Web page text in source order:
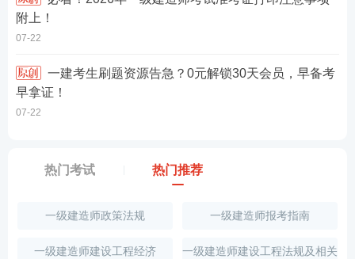
附上！
07-22
早拿证！
07-22
热门考试 热门推荐
一级建造师政策法规 一级建造师报考指南
一级建造师建设工程经济 一级建造师建设工程法规及相关